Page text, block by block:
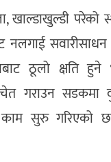
परेको
नलगाई
ठूलो क्षति
गराउन सडकमा
सुरु गरिएको